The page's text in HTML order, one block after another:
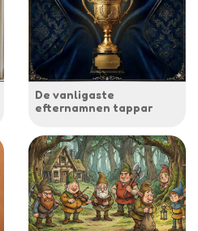
De vanligaste
efternamnen tappar